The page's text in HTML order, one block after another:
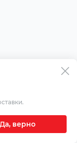
Да, верно